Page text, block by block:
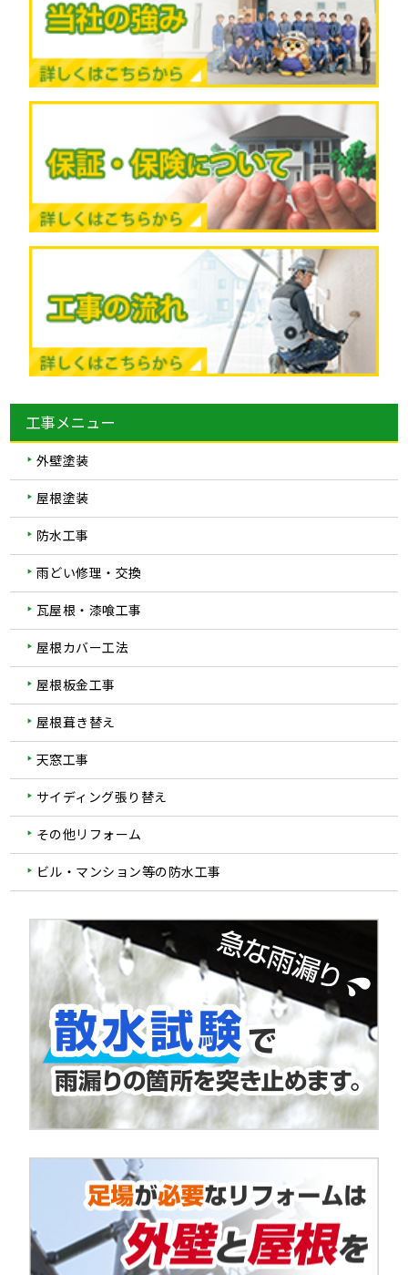
工事メニュー
外壁塗装
屋根塗装
防水工事
雨どい修理・交換
瓦屋根・漆喰工事
屋根カバー工法
屋根板金工事
屋根葺き替え
天窓工事
サイディング張り替え
その他リフォーム
ビル・マンション等の防水工事